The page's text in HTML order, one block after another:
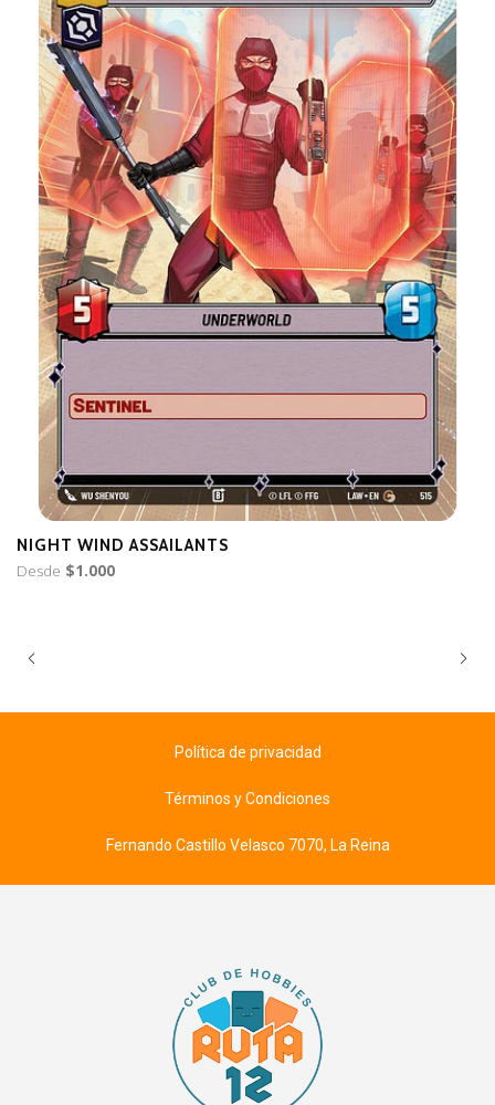
NIGHT WIND ASSAILANTS
Desde $1.000
Política de privacidad
Términos y Condiciones
Fernando Castillo Velasco 7070, La Reina